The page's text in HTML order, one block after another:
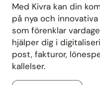
Med Kivra kan din
på nya och
som förenklar
hjälper dig i
post, fakturor,
kallelser.